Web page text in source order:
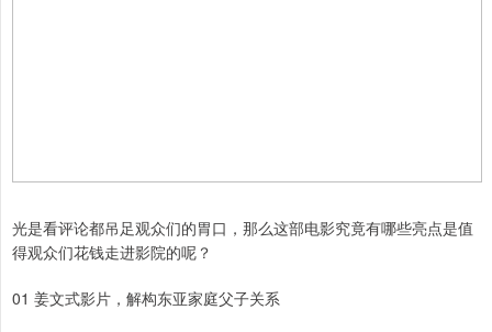
光是看评论都吊足观众们的胃口，那么这部电影究竟有哪些亮点是值
得观众们花钱走进影院的呢？
01 姜文式影片，解构东亚家庭父子关系